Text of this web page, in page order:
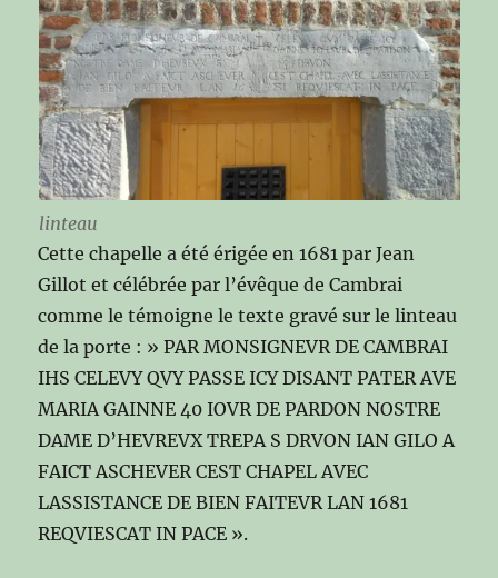
linteau
Cette chapelle a été érigée en 1681 par Jean
Gillot et célébrée par l’évêque de Cambrai
comme le témoigne le texte gravé sur le linteau
de la porte : » PAR MONSIGNEVR DE CAMBRAI
IHS CELEVY QVY PASSE ICY DISANT PATER AVE
MARIA GAINNE 40 IOVR DE PARDON NOSTRE
DAME D’HEVREVX TREPA S DRVON IAN GILO A
FAICT ASCHEVER CEST CHAPEL AVEC
LASSISTANCE DE BIEN FAITEVR LAN 1681
REQVIESCAT IN PACE ».